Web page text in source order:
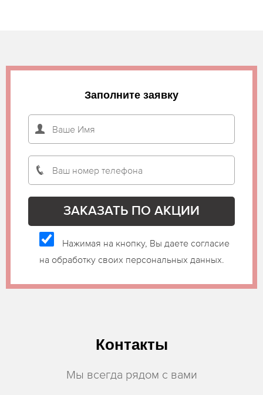
Заполните заявку
Нажимая на кнопку, Вы даете согласие
на обработку своих персональных данных.
Контакты
Мы всегда рядом с вами